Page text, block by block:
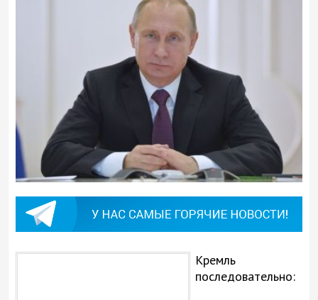
Кремль
последовательно: